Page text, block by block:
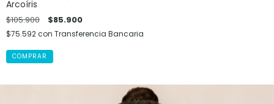
Arcoíris
$105.900 $85.900
$75.592con Transferencia Bancaria
COMPRAR